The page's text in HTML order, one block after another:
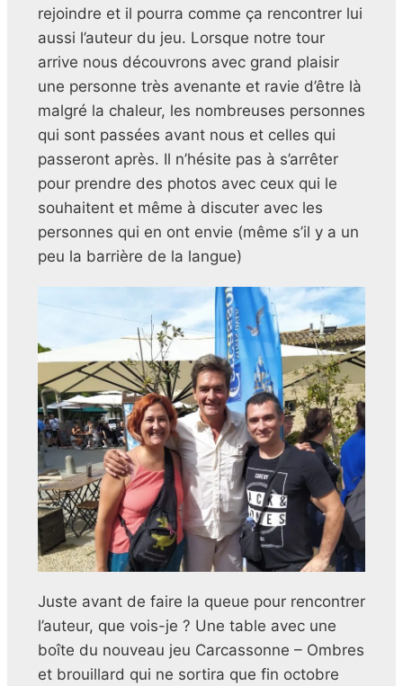
rejoindre et il pourra comme ça rencontrer lui
aussi l’auteur du jeu. Lorsque notre tour
arrive nous découvrons avec grand plaisir
une personne très avenante et ravie d’être là
malgré la chaleur, les nombreuses personnes
qui sont passées avant nous et celles qui
passeront après. Il n’hésite pas à s’arrêter
pour prendre des photos avec ceux qui le
souhaitent et même à discuter avec les
personnes qui en ont envie (même s’il y a un
peu la barrière de la langue)
Juste avant de faire la queue pour rencontrer
l’auteur, que vois-je ? Une table avec une
boîte du nouveau jeu Carcassonne – Ombres
et brouillard qui ne sortira que fin octobre